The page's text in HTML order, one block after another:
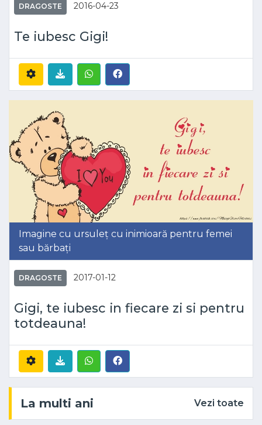
DRAGOSTE 2016-04-23
Te iubesc Gigi!
Imagine cu ursuleț cu inimioară pentru femei
sau bărbați
DRAGOSTE 2017-01-12
Gigi, te iubesc in fiecare zi si pentru
totdeauna!
La multi ani Vezi toate